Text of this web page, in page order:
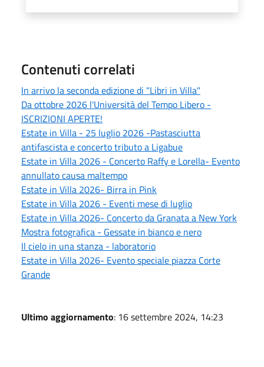
Contenuti correlati
In arrivo la seconda edizione di "Libri in Villa"
Da ottobre 2026 l'Università del Tempo Libero -
ISCRIZIONI APERTE!
Estate in Villa - 25 luglio 2026 -Pastasciutta
antifascista e concerto tributo a Ligabue
Estate in Villa 2026 - Concerto Raffy e Lorella- Evento
annullato causa maltempo
Estate in Villa 2026- Birra in Pink
Estate in Villa 2026 - Eventi mese di luglio
Estate in Villa 2026- Concerto da Granata a New York
Mostra fotografica - Gessate in bianco e nero
Il cielo in una stanza - laboratorio
Estate in Villa 2026- Evento speciale piazza Corte
Grande
Ultimo aggiornamento: 16 settembre 2024, 14:23